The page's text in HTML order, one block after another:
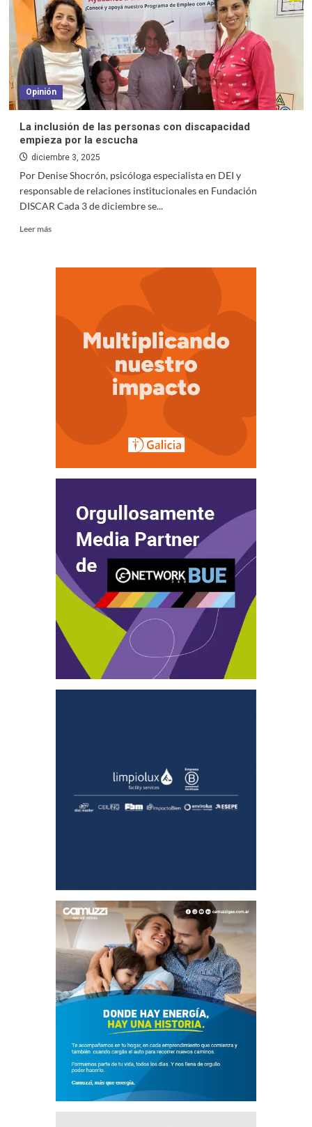
Opinión
La inclusión de las personas con discapacidad
empieza por la escucha
diciembre 3, 2025
Por Denise Shocrón, psicóloga especialista en DEI y
responsable de relaciones institucionales en Fundación
DISCAR Cada 3 de diciembre se...
Leer más